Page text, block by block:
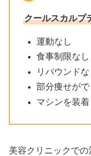
クールスカルプ
運動なし
食事制限なし
リバウンドな
部分痩せがで
マシンを装
美容クリニックで